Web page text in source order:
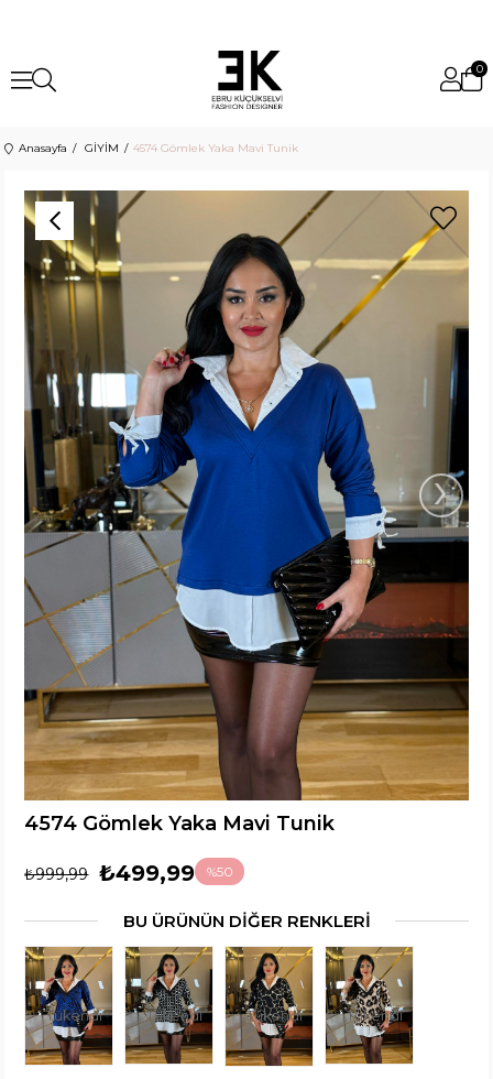
0
Anasayfa GİYİM 4574 Gömlek Yaka Mavi Tunik
›
4574 Gömlek Yaka Mavi Tunik
₺999,99 ₺499,99 %50
BU ÜRÜNÜN DİĞER RENKLERİ
Tükendi Tükendi Tükendi Tükendi